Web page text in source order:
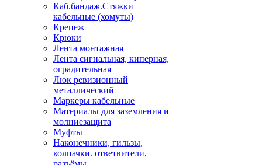
Каб.бандаж.Стяжки
кабельные (хомуты)
Крепеж
Крюки
Лента монтажная
Лента сигнальная, киперная,
оградительная
Люк ревизионный
металлический
Маркеры кабельные
Материалы для заземления и
молниезащита
Муфты
Наконечники, гильзы,
колпачки. ответвители,